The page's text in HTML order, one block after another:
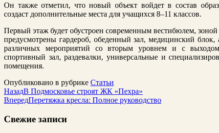
Он также отметил, что новый объект войдет в состав
создаст дополнительные места для учащихся 8–11 классов.
Первый этаж будет обустроен современным вестибюлем,
предусмотрены гардероб, обеденный зал, медицинский
различных мероприятий со вторым уровнем и с
спортивный зал, раздевалки, универсальные и
помещения.
Опубликовано в рубрике Статьи
НазадВ Подмосковье строят ЖК «Пехра»
ВпередПеретяжка кресла: Полное руководство
Свежие записи